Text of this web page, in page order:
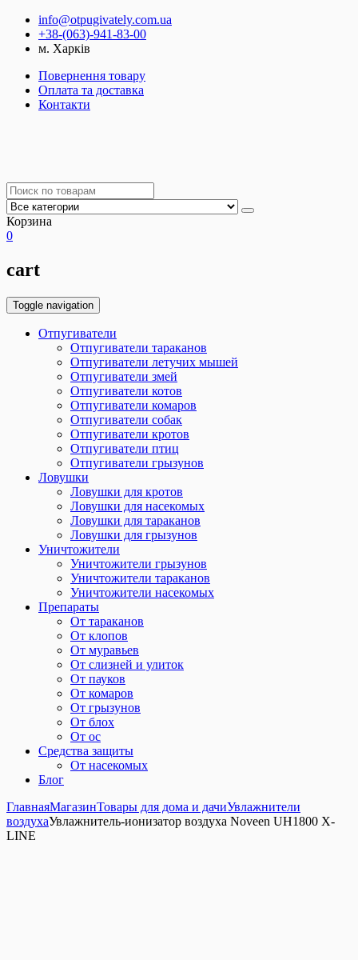
info@otpugivately.com.ua
+38-(063)-941-83-00
м. Харків
Повернення товару
Оплата та доставка
Контакти
Корзина
0
cart
Toggle navigation
Отпугиватели
Отпугиватели тараканов
Отпугиватели летучих мышей
Отпугиватели змей
Отпугиватели котов
Отпугиватели комаров
Отпугиватели собак
Отпугиватели кротов
Отпугиватели птиц
Отпугиватели грызунов
Ловушки
Ловушки для кротов
Ловушки для насекомых
Ловушки для тараканов
Ловушки для грызунов
Уничтожители
Уничтожители грызунов
Уничтожители тараканов
Уничтожители насекомых
Препараты
От тараканов
От клопов
От муравьев
От слизней и улиток
От пауков
От комаров
От грызунов
От блох
От ос
Средства защиты
От насекомых
Блог
ГлавнаяМагазинТовары для дома и дачиУвлажнители
воздухаУвлажнитель-ионизатор воздуха Noveen UH1800 X-
LINE